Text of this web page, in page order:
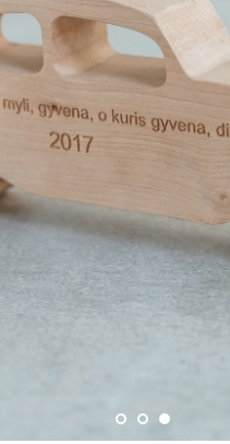
FORMOS